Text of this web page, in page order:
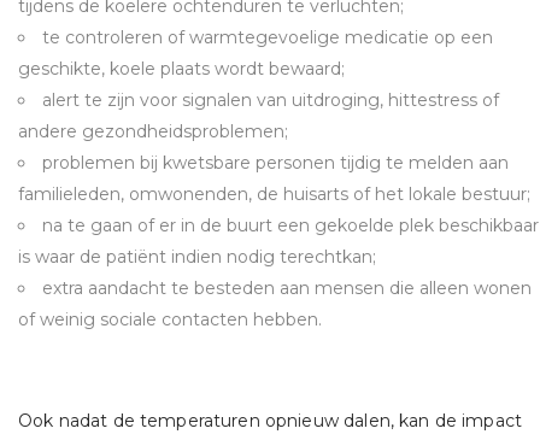
tijdens de koelere ochtenduren te verluchten;
te controleren of warmtegevoelige medicatie op een
geschikte, koele plaats wordt bewaard;
alert te zijn voor signalen van uitdroging, hittestress of
andere gezondheidsproblemen;
problemen bij kwetsbare personen tijdig te melden aan
familieleden, omwonenden, de huisarts of het lokale bestuur;
na te gaan of er in de buurt een gekoelde plek beschikbaar
is waar de patiënt indien nodig terechtkan;
extra aandacht te besteden aan mensen die alleen wonen
of weinig sociale contacten hebben.
Ook nadat de temperaturen opnieuw dalen, kan de impact